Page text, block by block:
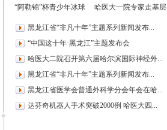
“阿勒锦”杯青少年冰球
哈医大一院专家走基层
黑龙江省“非凡十年”主题系列新闻发布...
“中国这十年·黑龙江”主题发布会
哈医大二院召开第六届哈尔滨国际神经外...
黑龙江省“非凡十年”主题系列新闻发布...
黑龙江省医学会普通外科学分会年会在哈...
达芬奇机器人手术突破2000例 哈医大四...